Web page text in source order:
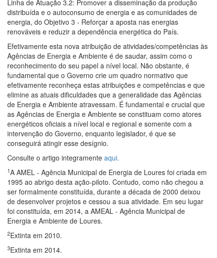
Linha de Atuação 3.2: Promover a disseminação da produção
distribuída e o autoconsumo de energia e as comunidades de
energia, do Objetivo 3 - Reforçar a aposta nas energias
renováveis e reduzir a dependência energética do País.
Efetivamente esta nova atribuição de atividades/competências às
Agências de Energia e Ambiente é de saudar, assim como o
reconhecimento do seu papel a nível local. Não obstante, é
fundamental que o Governo crie um quadro normativo que
efetivamente reconheça estas atribuições e competências e que
elimine as atuais dificuldades que a generalidade das Agências
de Energia e Ambiente atravessam. É fundamental e crucial que
as Agências de Energia e Ambiente se constituam como atores
energéticos oficiais a nível local e regional e somente com a
intervenção do Governo, enquanto legislador, é que se
conseguirá atingir esse desígnio.
Consulte o artigo integramente aqui.
1A AMEL - Agência Municipal de Energia de Loures foi criada em
1995 ao abrigo desta ação-piloto. Contudo, como não chegou a
ser formalmente constituída, durante a década de 2000 deixou
de desenvolver projetos e cessou a sua atividade. Em seu lugar
foi constituída, em 2014, a AMEAL - Agência Municipal de
Energia e Ambiente de Loures.
2Extinta em 2010.
3Extinta em 2014.